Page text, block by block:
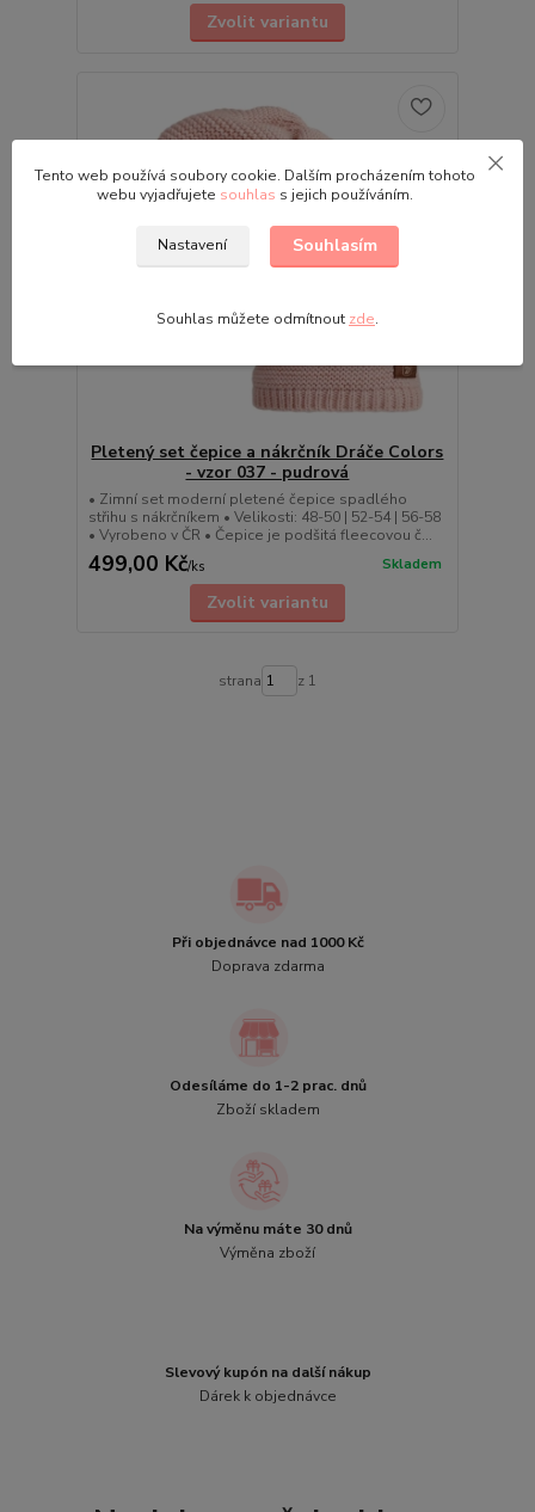
Zvolit variantu
Pletený set čepice a nákrčník Dráče Colors
- vzor 037 - pudrová
• Zimní set moderní pletené čepice spadlého
střihu s nákrčníkem • Velikosti: 48-50 | 52-54 | 56-58
• Vyrobeno v ČR • Čepice je podšitá fleecovou č...
499,00 Kč/ks Skladem
Zvolit variantu
strana z 1
Při objednávce nad 1000 Kč
Doprava zdarma
Odesíláme do 1-2 prac. dnů
Zboží skladem
Na výměnu máte 30 dnů
Výměna zboží
Slevový kupón na další nákup
Dárek k objednávce
Tento web používá soubory cookie. Dalším procházením tohoto
webu vyjadřujete souhlas s jejich používáním.
Nastavení Souhlasím
Souhlas můžete odmítnout zde.